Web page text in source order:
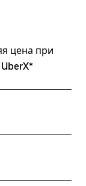
цена при
UberX*